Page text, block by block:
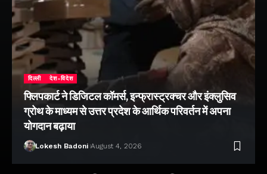
दिल्ली देश-विदेश
फ्लिपकार्ट ने डिजिटल कॉमर्स, इन्फ्रास्ट्रक्चर और इंक्लुसिव
ग्रोथ के माध्यम से उत्तर प्रदेश के आर्थिक परिवर्तन में अपना
योगदान बढ़ाया
Lokesh Badoni August 4, 2026